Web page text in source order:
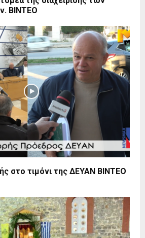
ΒΙΝΤΕΟ
στο τιμόνι της ΔΕΥΑΝ ΒΙΝΤΕΟ